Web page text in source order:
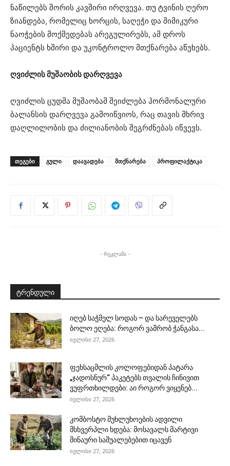
ნაწილებს შორის კავშირი ირღვევა. თუ ტვინის ღერო
ზიანდება, რომელიც ხორცის, საღეჭი და მიმიკური
ნაოჭების მოქმედებას არეგულირებს, ამ დროს
პაციენტს ხშირი და უკონტროლო მთქნარება აწუხებს.
ღვიძლის მუშაობის დარღვევა
ღვიძლის ცუდმა მუშაობამ შეიძლება ჰორმონალური
ბალანსის დარღვევა გამოიწვიოს, რაც თავის მხრივ
დაღლილობის და ძილიანობის შეგრძნებას იწვევს.
ᲗᲔᲒᲔᲑᲘ გული დაავადება მთქნარება პროფილაქტიკა
- რეკლამა -
ტრენდული
იღებ საჭმელ სოდას – და სარეველებს
ბოლო ეღება: როგორ ვაშრობ ჭანგასა...
ივლისი 27, 2026
ფეხსაცმლის კოლოფებიდან პატარა
„ჯადოსნურ“ პაკეტებს თვალის ჩინივით
ვუფრთხილდები: აი როგორ ვიყენებ...
ივლისი 27, 2026
კომბოსტო მუხლუხოების ადვილი
მსხვერპლი ხდება: მოსავალს მარტივი
შინაური საშუალებებით იცავენ
ივლისი 27, 2026